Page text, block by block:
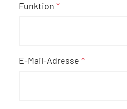
Funktion*
E-Mail-Adresse*